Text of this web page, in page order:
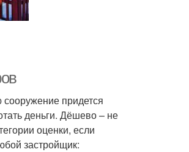
придется
деньги. Дёшево – не
оценки, если
застройщик: